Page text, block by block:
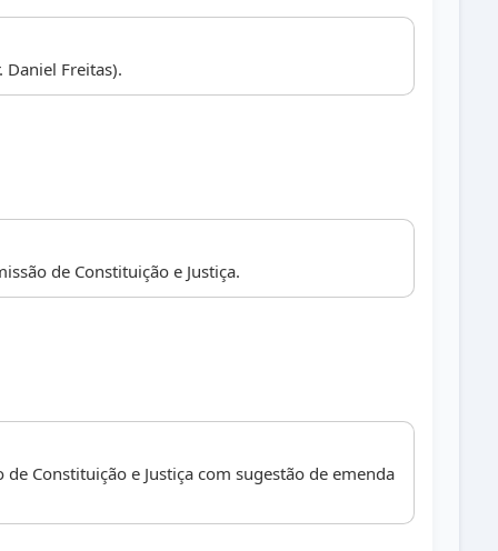
Daniel Freitas).
de Constituição e Justiça.
Constituição e Justiça com sugestão de emenda